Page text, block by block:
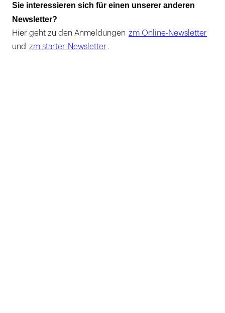
Sie interessieren sich für einen unserer anderen
Newsletter?
Hier geht zu den Anmeldungen zm Online-Newsletter
und zm starter-Newsletter .